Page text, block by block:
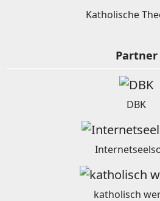
Katholische
Partner
DBK
katholisch